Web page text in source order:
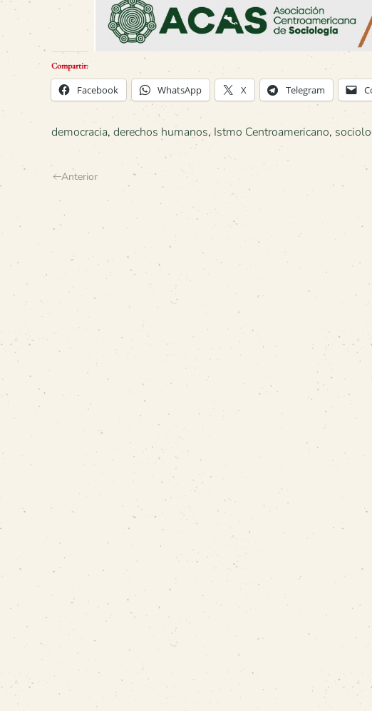
Compartir:
Facebook WhatsApp X Telegram
democracia, derechos humanos, Istmo Centroamericano,
Anterior